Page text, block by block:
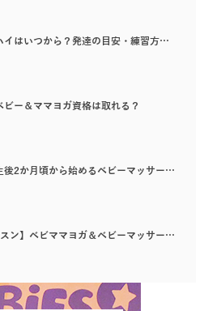
イはいつから？発達の目安・練習方…
ビー＆ママヨガ資格は取れる？
後2か月頃から始めるベビーマッサー…
スン】ベビママヨガ＆ベビーマッサー…